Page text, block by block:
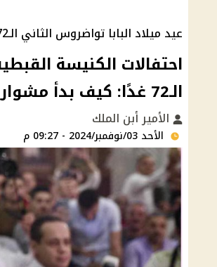
عيد ميلاد البابا تواضروس الثاني الـ72
احتفالات الكنيسة
الـ72 غدًا: كيف بدأ مشواره البطريركي وما أبرز محطاته؟
الأمير أبن الملك
الأحد 03/نوفمبر/2024 - 09:27 م